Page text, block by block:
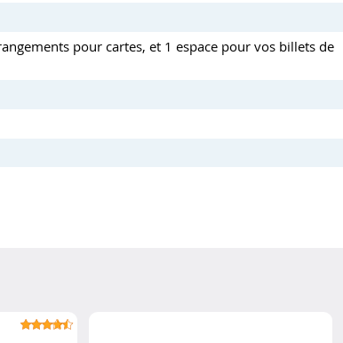
pour cartes, et 1 espace pour vos billets de